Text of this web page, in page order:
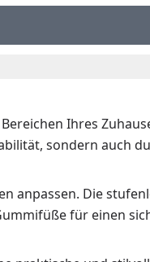
Ihres
sondern auch
anpassen. Die
für einen